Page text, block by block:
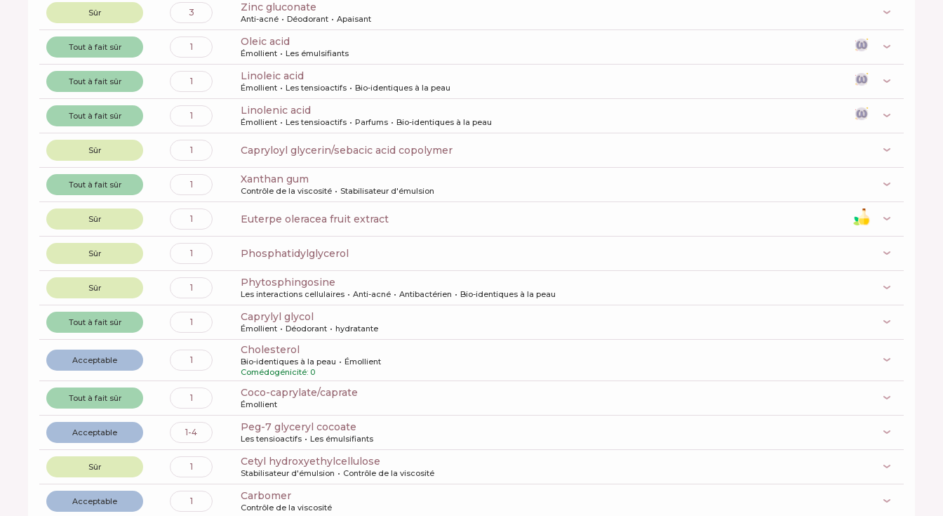
Sûr 3 zinc gluconate
Anti-acné Déodorant Apaisant
Tout à fait sûr 1 oleic acid
Émollient Les émulsifiants
Tout à fait sûr 1 linoleic acid
Émollient Les tensioactifs Bio-identiques à la peau
Tout à fait sûr 1 linolenic acid
Émollient Les tensioactifs Parfums Bio-identiques à la peau
Sûr 1 capryloyl glycerin/sebacic acid copolymer
Tout à fait sûr 1 xanthan gum
Contrôle de la viscosité Stabilisateur d'émulsion
Sûr 1 euterpe oleracea fruit extract
Sûr 1 phosphatidylglycerol
Sûr 1 phytosphingosine
Les interactions cellulaires Anti-acné Antibactérien Bio-identiques à la peau
Tout à fait sûr 1 caprylyl glycol
Émollient Déodorant hydratante
Acceptable 1
cholesterol
Bio-identiques à la peau
Émollient
Comédogénicité: 0
Tout à fait sûr 1 coco-caprylate/caprate
Émollient
Acceptable 1-4 peg-7 glyceryl cocoate
Les tensioactifs Les émulsifiants
Sûr 1 cetyl hydroxyethylcellulose
Stabilisateur d'émulsion Contrôle de la viscosité
Acceptable 1 carbomer
Contrôle de la viscosité